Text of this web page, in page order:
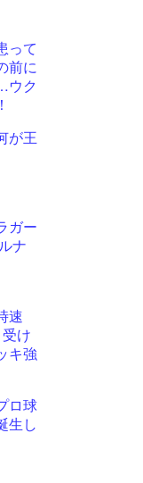
って
前に
ウク
が王
ガー
ナ
速
け
キ強
ロ球
生し